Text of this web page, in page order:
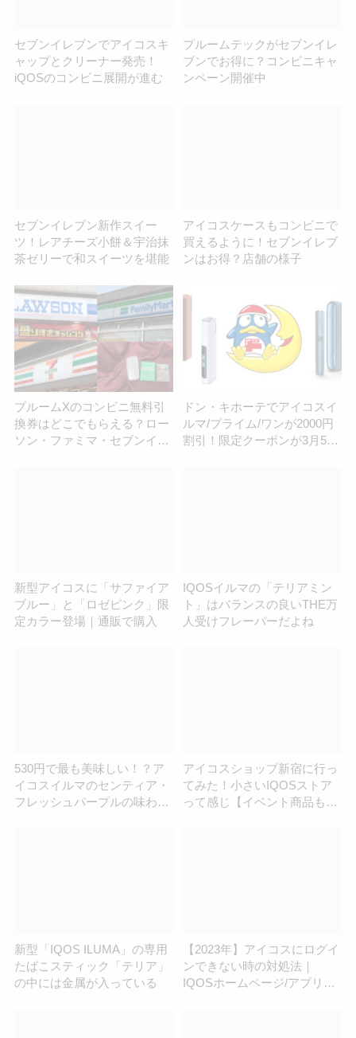
セブンイレブンでアイコスキ
ャップとクリーナー発売！
iQOSのコンビニ展開が進む
プルームテックがセブンイレ
ブンでお得に？コンビニキャ
ンペーン開催中
セブンイレブン新作スイー
ツ！レアチーズ小餅＆宇治抹
茶ゼリーで和スイーツを堪能
アイコスケースもコンビニで
買えるように！セブンイレブ
ンはお得？店舗の様子
プルームXのコンビニ無料引
換券はどこでもらえる？ロー
ソン・ファミマ・セブンイレ
ドン・キホーテでアイコスイ
ルマ/プライム/ワンが2000円
割引！限定クーポンが3月5日
新型アイコスに「サファイア
ブルー」と「ロゼピンク」限
定カラー登場｜通販で購入
IQOSイルマの「テリアミン
ト」はバランスの良いTHE万
人受けフレーバーだよね
530円で最も美味しい！？ア
イコスイルマのセンティア・
フレッシュパープルの味わい
アイコスショップ新宿に行っ
てみた！小さいIQOSストア
って感じ【イベント商品も買
新型「IQOS ILUMA」の専用
たばこスティック「テリア」
の中には金属が入っている
【2023年】アイコスにログイ
ンできない時の対処法｜
IQOSホームページ/アプリの